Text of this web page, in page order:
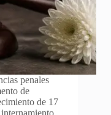
penales
de
de 17